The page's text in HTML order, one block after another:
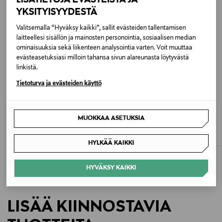
YKSITYISYYDESTÄ
Valitsemalla “Hyväksy kaikki”, sallit evästeiden tallentamisen
laitteellesi sisällön ja mainosten personointia, sosiaalisen median
ominaisuuksia sekä liikenteen analysointia varten. Voit muuttaa
evästeasetuksiasi milloin tahansa sivun alareunasta löytyvästä
linkistä.
Tietoturva ja evästeiden käyttö
MUOKKAA ASETUKSIA
HYLKÄÄ KAIKKI
HYVÄKSY KAIKKI
Väri
1S7 FEATHER
Koko
ONE
Kiina
Valmistajan tuotenumero
101743
Valmistaja
Modern Mini -käsilaukku
MARC JACOBS
The Tote -käsilaukku
LISÄÄ KIINNOSTAVIA